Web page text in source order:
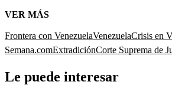
VER MÁS
Frontera con VenezuelaVenezuelaCrisis en
Semana.comExtradiciónCorte Suprema de
Le puede interesar